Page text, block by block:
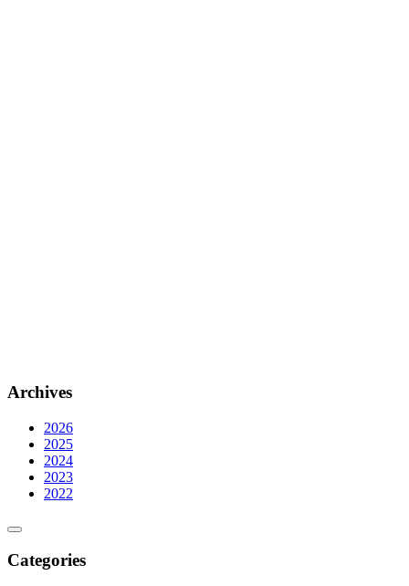
Archives
2026
2025
2024
2023
2022
Categories